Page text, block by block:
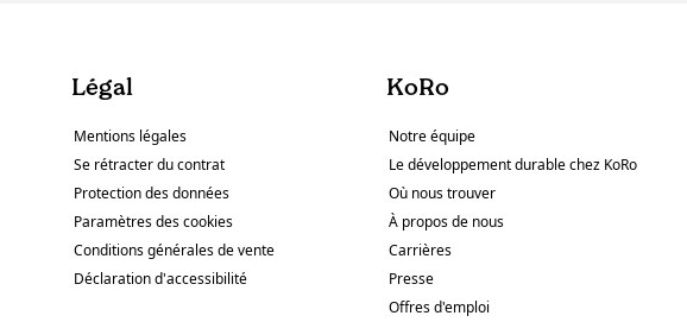
Légal
Mentions légales
Se rétracter du contrat
Protection des données
Paramètres des cookies
Conditions générales de vente
Déclaration d'accessibilité
KoRo
Notre équipe
Le développement durable chez KoRo
Où nous trouver
À propos de nous
Carrières
Presse
Offres d'emploi